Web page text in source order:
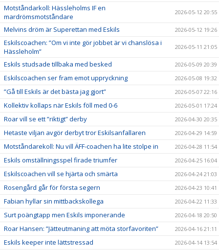
Motståndarkoll: Hässleholms IF en
mardrömsmotståndare
2026-05-12 20:55
Melvins dröm är Superettan med Eskils 2026-05-12 19:26
Eskilscoachen: ”Om vi inte gör jobbet är vi chanslösa i
Hässleholm”
2026-05-11 21:05
Eskils studsade tillbaka med besked 2026-05-09 20:39
Eskilscoachen ser fram emot uppryckning 2026-05-08 19:32
”Gå till Eskils är det bästa jag gjort” 2026-05-07 22:16
Kollektiv kollaps när Eskils föll med 0-6 2026-05-01 17:24
Roar vill se ett ”riktigt” derby 2026-04-30 20:35
Hetaste viljan avgör derbyt tror Eskilsanfallaren 2026-04-29 14:59
Motståndarekoll: Nu vill ÄFF-coachen ha lite stolpe in 2026-04-28 11:54
Eskils omställningsspel firade triumfer 2026-04-25 16:04
Eskilscoachen vill se hjärta och smärta 2026-04-24 21:03
Rosengård går för första segern 2026-04-23 10:41
Fabian hyllar sin mittbackskollega 2026-04-22 11:33
Surt poängtapp men Eskils imponerande 2026-04-18 20:50
Roar Hansen: ”Jätteutmaning att möta storfavoriten” 2026-04-16 21:11
Eskils keeper inte lättstressad 2026-04-14 13:54